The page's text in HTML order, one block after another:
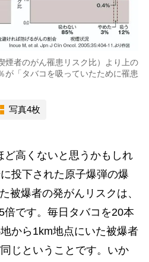
煙者のがん罹患リスク比）より上の
が「タバコを吸っていたために罹患
写真4枚
高くないと思うかもしれ
投下された原子爆弾の爆
被爆者の発がんリスクは、
です。毎日タバコを20本
から1km地点にいた被爆者
じということです。いか